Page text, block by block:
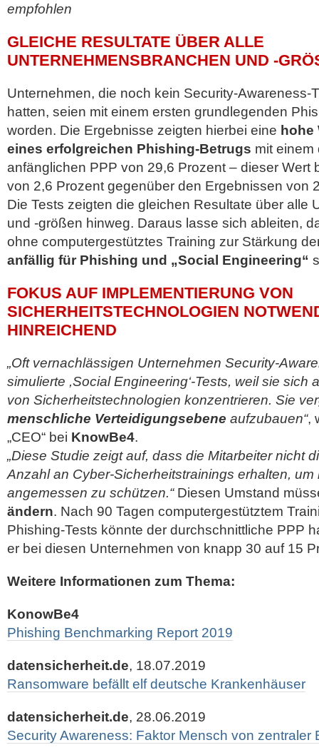
empfohlen
GLEICHE RESULTATE ÜBER ALLE
UNTERNEHMENSBRANCHEN UND -
Unternehmen, die noch kein Security-Awareness-
hatten, seien mit einem ersten grundlegenden
worden. Die Ergebnisse zeigten hierbei eine
eines erfolgreichen Phishing-Betrugs mit einem
anfänglichen PPP von 29,6 Prozent – dieser Wert
von 2,6 Prozent gegenüber den Ergebnissen von
Die Tests zeigten die gleichen Resultate über alle
und -größen hinweg. Daraus lasse sich ableiten,
ohne computergestütztes Training zur Stärkung
anfällig für Phishing und „Social Engineering“
FOKUS AUF IMPLEMENTIERUNG VON
SICHERHEITSTECHNOLOGIEN
HINREICHEND
„Oft vernachlässigen Unternehmen Security-
simulierte ,Social Engineering‘-Tests, weil sie sich
von Sicherheitstechnologien konzentrieren. Sie
menschliche Verteidigungsebene aufzubauen“,
„CEO“ bei KnowBe4.
„Diese Studie zeigt auf, dass die Mitarbeiter nicht
Anzahl an Cyber-Sicherheitstrainings erhalten,
angemessen zu schützen.“Diesen Umstand
ändern. Nach 90 Tagen computergestütztem
Phishing-Tests könnte der durchschnittliche PPP
er bei diesen Unternehmen von knapp 30 auf 15
Weitere Informationen zum Thema:
KonowBe4
Phishing Benchmarking Report 2019
datensicherheit.de, 18.07.2019
Ransomware befällt elf deutsche Krankenhäuser
datensicherheit.de, 28.06.2019
Security Awareness: Faktor Mensch von zentraler